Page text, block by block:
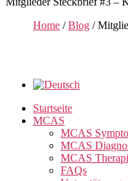
Home /Blog /
Startseite
MCAS
MCAS
MCAS
MCAS
FAQs